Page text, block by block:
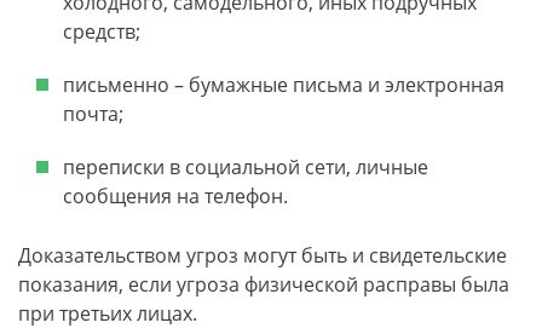
средств;
письменно – бумажные письма и электронная
почта;
переписки в социальной сети, личные
сообщения на телефон.
Доказательством угроз могут быть и свидетельские
показания, если угроза физической расправы была
при третьих лицах.